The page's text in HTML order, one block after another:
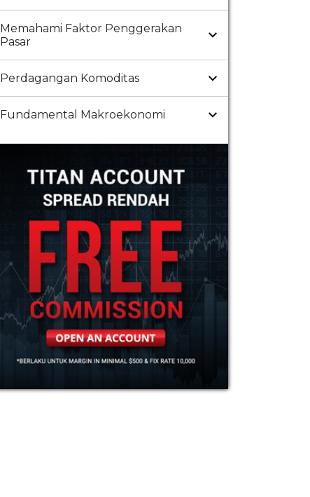
Memahami Faktor Penggerakan
Pasar
Perdagangan Komoditas
Fundamental Makroekonomi